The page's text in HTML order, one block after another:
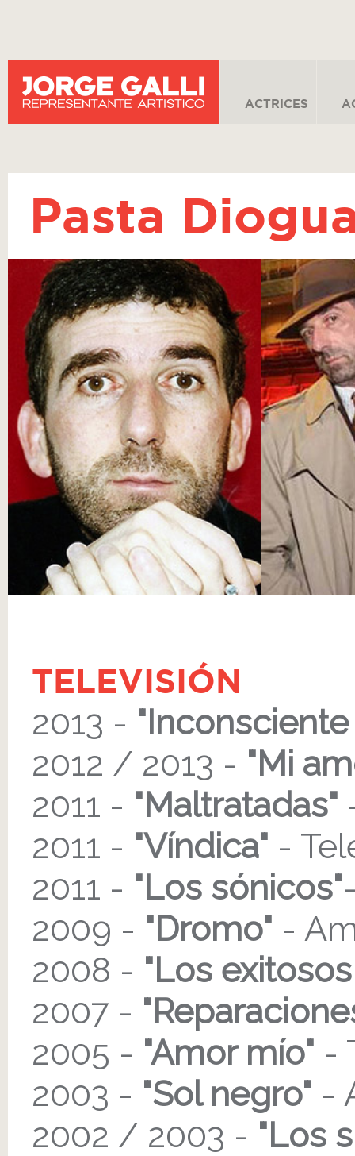
ACTRICES
Pasta
TELEVISIÓN
2013 -
2012 / 2013 - "Mi
2011 - "Maltratadas"
2011 - "Víndica" -
2011 - "Los sónicos"
2009 - "Dromo" -
2008 - "Los
2007 -
2005 - "Amor mío" -
2003 - "Sol negro" -
2002 / 2003 - "Los